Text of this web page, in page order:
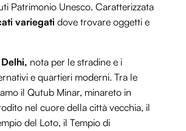
Patrimonio Unesco. Caratterizzata
variegati dove trovare oggetti e
nota per le stradine e i
e quartieri moderni. Tra le
il Qutub Minar, minareto in
nel cuore della città vecchia, il
del Loto, il Tempio di